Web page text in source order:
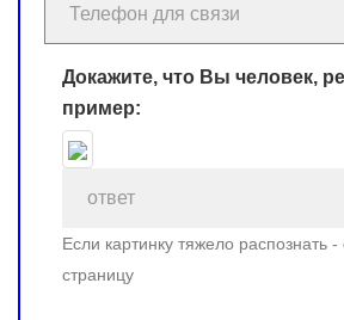
Докажите, что Вы человек,
пример:
Если картинку тяжело распознать -
страницу